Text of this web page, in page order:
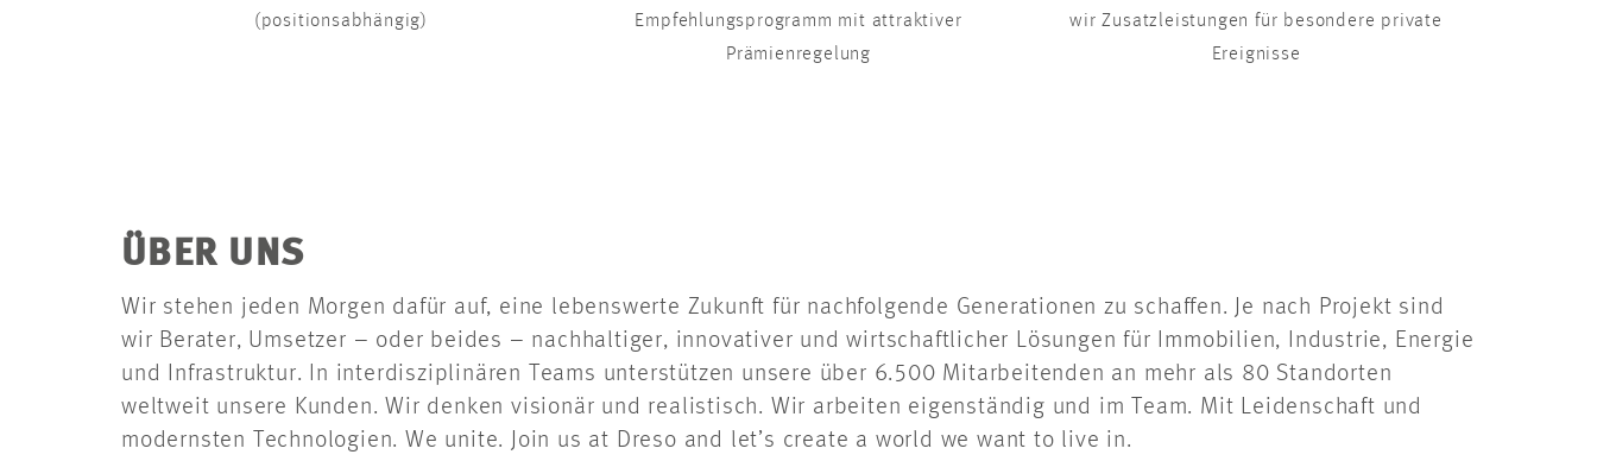
(positionsabhängig)
Empfehlungsprogramm mit attraktiver
Prämienregelung
wir Zusatzleistungen für besondere private
Ereignisse
ÜBER UNS
Wir stehen jeden Morgen dafür auf, eine lebenswerte Zukunft für nachfolgende Generationen zu schaffen. Je nach Projekt sind
wir Berater, Umsetzer – oder beides – nachhaltiger, innovativer und wirtschaftlicher Lösungen für Immobilien, Industrie, Energie
und Infrastruktur. In interdisziplinären Teams unterstützen unsere über 6.500 Mitarbeitenden an mehr als 80 Standorten
weltweit unsere Kunden. Wir denken visionär und realistisch. Wir arbeiten eigenständig und im Team. Mit Leidenschaft und
modernsten Technologien. We unite. Join us at Dreso and let’s create a world we want to live in.